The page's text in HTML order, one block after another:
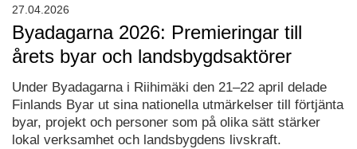
Byadagarna 2026: Premieringar till
årets byar och landsbygdsaktörer
Under Byadagarna i Riihimäki den 21–22 april delade
Finlands Byar ut sina nationella utmärkelser till förtjänta
byar, projekt och personer som på olika sätt stärker
lokal verksamhet och landsbygdens livskraft.
27.04.2026